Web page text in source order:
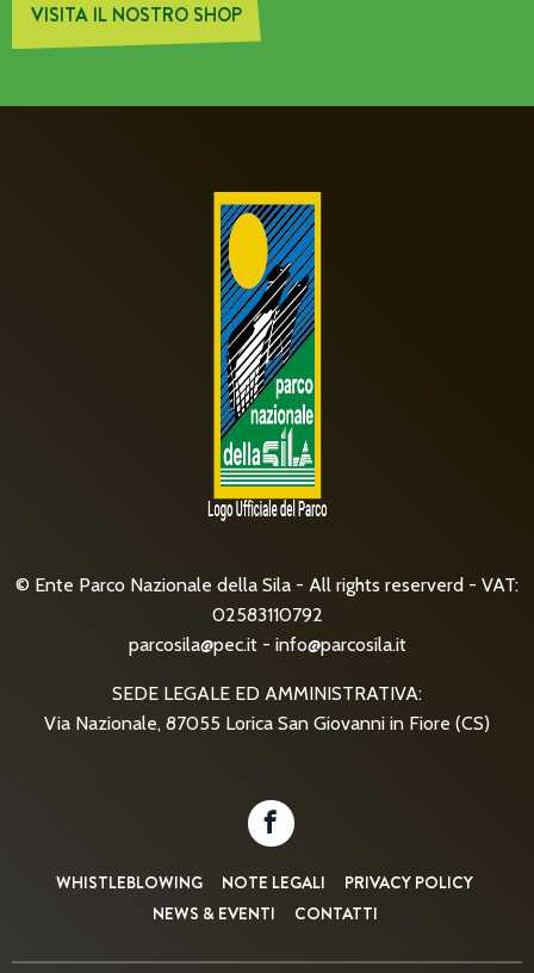
VISITA IL NOSTRO SHOP
© Ente Parco Nazionale della Sila - All rights reserverd - VAT:
02583110792
parcosila@pec.it- info@parcosila.it
SEDE LEGALE ED AMMINISTRATIVA:
Via Nazionale, 87055 Lorica San Giovanni in Fiore (CS)
WHISTLEBLOWING NOTE LEGALI
PRIVACY POLICY
NEWS & EVENTI
CONTATTI